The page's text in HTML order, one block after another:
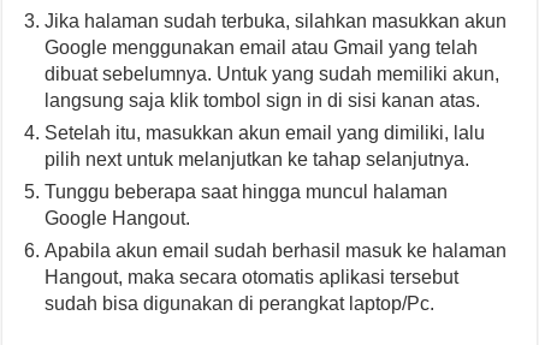
Jika halaman sudah terbuka, silahkan masukkan akun
Google menggunakan email atau Gmail yang telah
dibuat sebelumnya. Untuk yang sudah memiliki akun,
langsung saja klik tombol sign in di sisi kanan atas.
Setelah itu, masukkan akun email yang dimiliki, lalu
pilih next untuk melanjutkan ke tahap selanjutnya.
Tunggu beberapa saat hingga muncul halaman
Google Hangout.
Apabila akun email sudah berhasil masuk ke halaman
Hangout, maka secara otomatis aplikasi tersebut
sudah bisa digunakan di perangkat laptop/Pc.